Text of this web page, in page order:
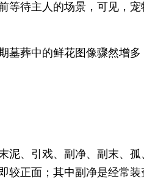
等待主人的场景，可见，
墓葬中的鲜花图像骤然增
、引戏、副净、副末、孤
较正面；其中副净是经常